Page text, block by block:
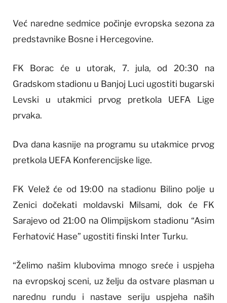
Već naredne sedmice počinje evropska sezona za
predstavnike Bosne i Hercegovine.
FK Borac će u utorak, 7. jula, od 20:30 na
Gradskom stadionu u Banjoj Luci ugostiti bugarski
Levski u utakmici prvog pretkola UEFA Lige
prvaka.
Dva dana kasnije na programu su utakmice prvog
pretkola UEFA Konferencijske lige.
FK Velež će od 19:00 na stadionu Bilino polje u
Zenici dočekati moldavski Milsami, dok će FK
Sarajevo od 21:00 na Olimpijskom stadionu “Asim
Ferhatović Hase” ugostiti finski Inter Turku.
“Želimo našim klubovima mnogo sreće i uspjeha
na evropskoj sceni, uz želju da ostvare plasman u
narednu rundu i nastave seriju uspjeha naših